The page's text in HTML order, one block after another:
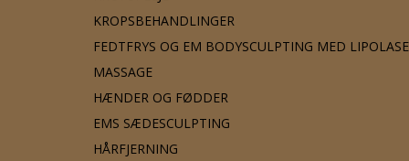
KROPSBEHANDLINGER
FEDTFRYS OG EM BODYSCULPTING MED
MASSAGE
HÆNDER OG FØDDER
EMS SÆDESCULPTING
HÅRFJERNING